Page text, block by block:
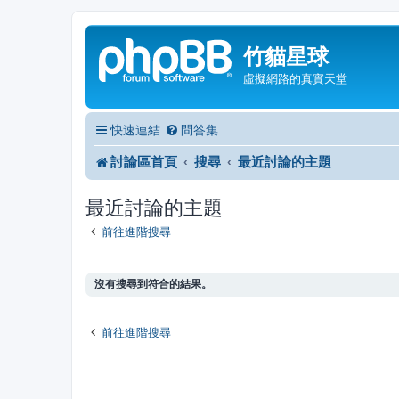
竹貓星球
虛擬網路的真實天堂
快速連結 問答集
討論區首頁 搜尋 最近討論的主題
最近討論的主題
前往進階搜尋
沒有搜尋到符合的結果。
前往進階搜尋